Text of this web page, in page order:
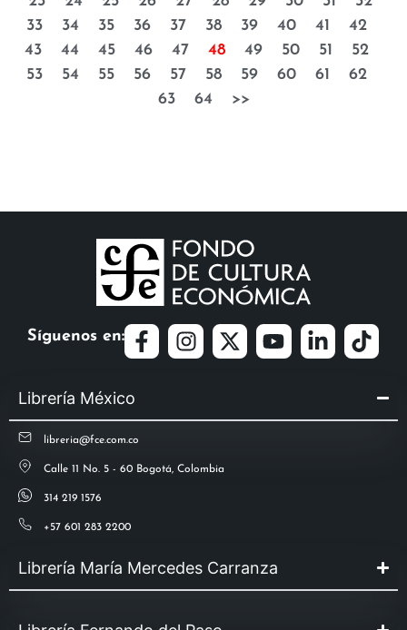
33
34 35 36 37 38 39 40 41
42
43
44 45 46 47 48 49 50 51
52
53
54 55 56 57 58 59 60 61
62
63
64 >>
Síguenos en:
Librería México
libreria@fce.com.co
Calle 11 No. 5 - 60 Bogotá, Colombia
314 219 1576
+57 601 283 2200
Librería María Mercedes Carranza